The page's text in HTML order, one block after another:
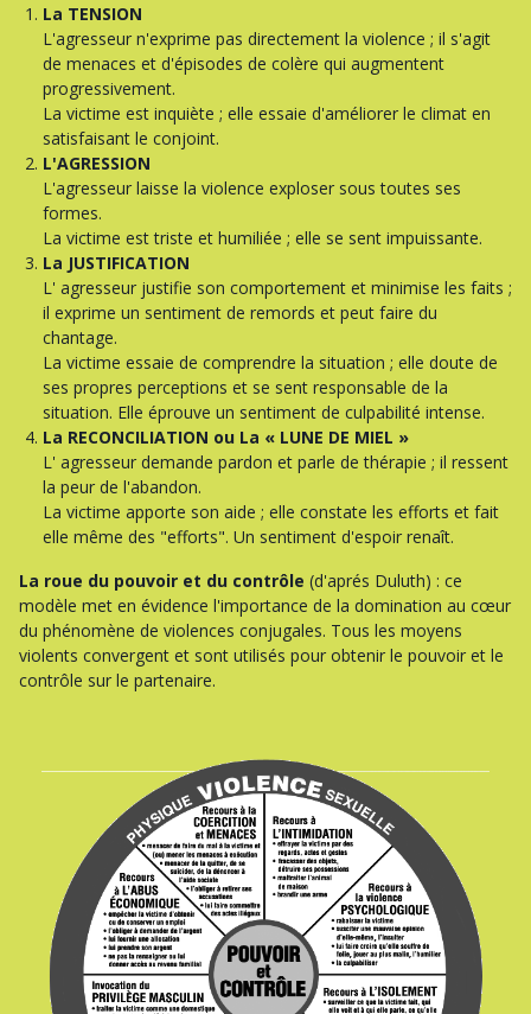
La TENSION
L'agresseur n'exprime pas directement la violence ; il s'agit
de menaces et d'épisodes de colère qui augmentent
progressivement.
La victime est inquiète ; elle essaie d'améliorer le climat en
satisfaisant le conjoint.
L'AGRESSION
L'agresseur laisse la violence exploser sous toutes ses
formes.
La victime est triste et humiliée ; elle se sent impuissante.
La JUSTIFICATION
L' agresseur justifie son comportement et minimise les faits ;
il exprime un sentiment de remords et peut faire du
chantage.
La victime essaie de comprendre la situation ; elle doute de
ses propres perceptions et se sent responsable de la
situation. Elle éprouve un sentiment de culpabilité intense.
La RECONCILIATION ou La « LUNE DE MIEL »
L' agresseur demande pardon et parle de thérapie ; il ressent
la peur de l'abandon.
La victime apporte son aide ; elle constate les efforts et fait
elle même des "efforts". Un sentiment d'espoir renaît.
La roue du pouvoir et du contrôle (d'aprés Duluth) : ce
modèle met en évidence l'importance de la domination au cœur
du phénomène de violences conjugales. Tous les moyens
violents convergent et sont utilisés pour obtenir le pouvoir et le
contrôle sur le partenaire.